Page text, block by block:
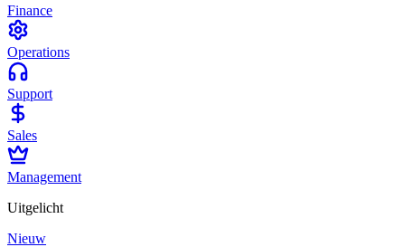
Finance
Operations
Support
Sales
Management
Uitgelicht
Nieuw